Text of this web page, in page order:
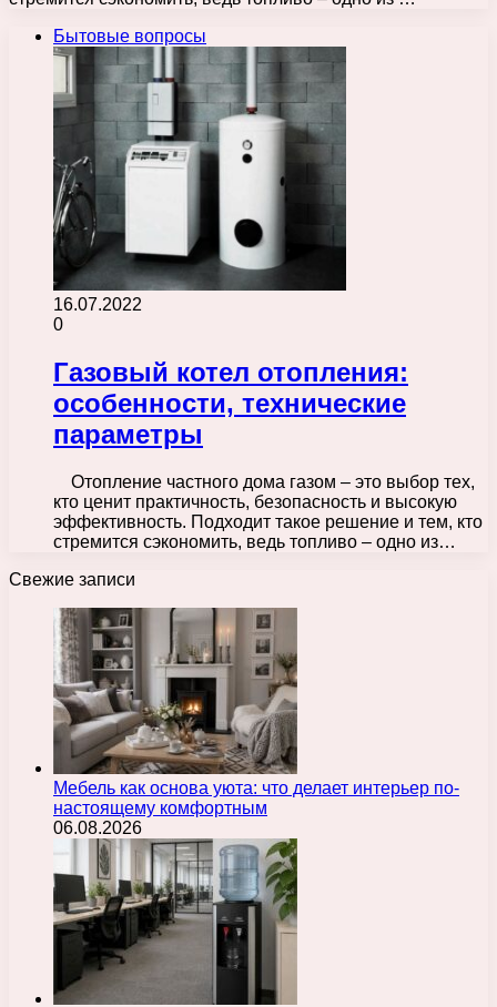
Бытовые вопросы
16.07.2022
0
Газовый котел отопления:
особенности, технические
параметры
Отопление частного дома газом – это выбор тех,
кто ценит практичность, безопасность и высокую
эффективность. Подходит такое решение и тем, кто
стремится сэкономить, ведь топливо – одно из…
Свежие записи
Мебель как основа уюта: что делает интерьер по-
настоящему комфортным
06.08.2026